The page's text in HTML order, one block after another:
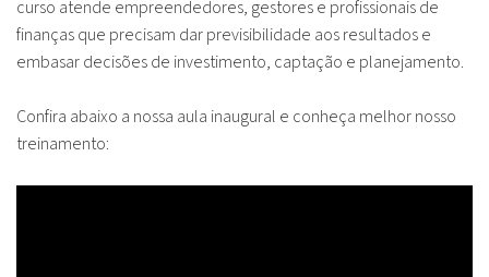
curso atende empreendedores, gestores e profissionais de
finanças que precisam dar previsibilidade aos resultados e
embasar decisões de investimento, captação e planejamento.
Confira abaixo a nossa aula inaugural e conheça melhor nosso
treinamento: